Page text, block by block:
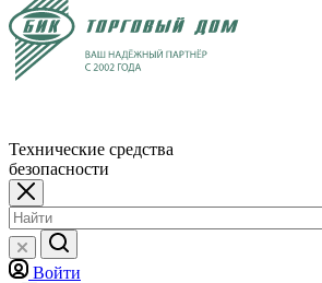
Технические средства
безопасности
Войти